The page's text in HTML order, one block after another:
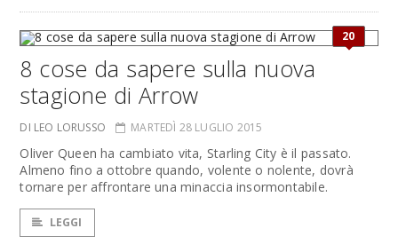
20
8 cose da sapere sulla nuova
stagione di Arrow
DI LEO LORUSSO MARTEDÌ 28 LUGLIO 2015
Oliver Queen ha cambiato vita, Starling City è il passato.
Almeno fino a ottobre quando, volente o nolente, dovrà
tornare per affrontare una minaccia insormontabile.
LEGGI